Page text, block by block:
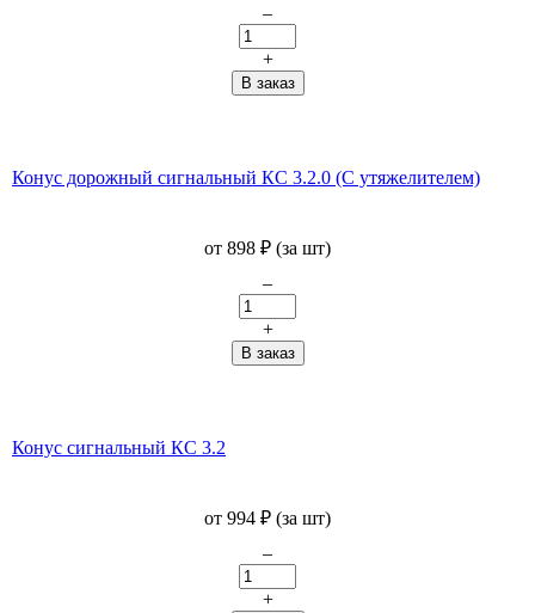
–
+
Конус дорожный сигнальный КС 3.2.0 (С утяжелителем)
от 898 ₽ (за шт)
–
+
Конус сигнальный КС 3.2
от 994 ₽ (за шт)
–
+